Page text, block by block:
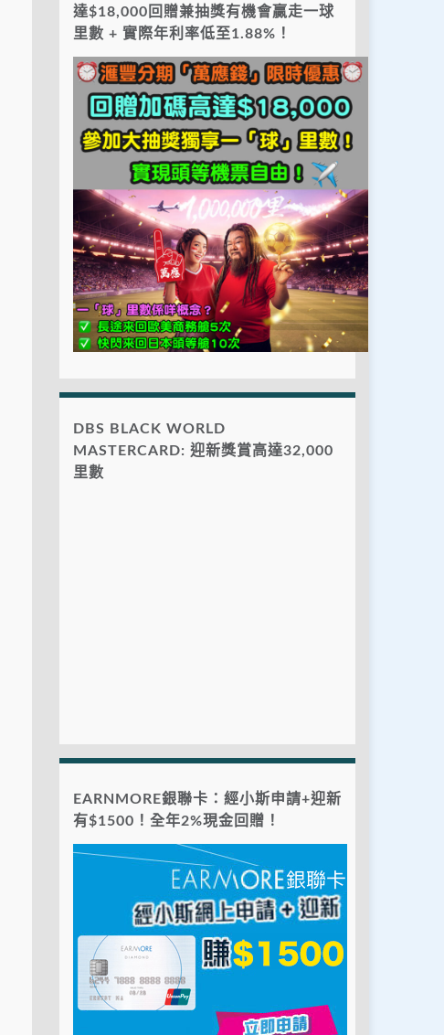
達$18,000回贈兼抽獎有機會贏走一球
里數 + 實際年利率低至1.88%！
DBS BLACK WORLD
MASTERCARD: 迎新獎賞高達32,000
里數
EARNMORE銀聯卡：經小斯申請+迎新
有$1500！全年2%現金回贈！